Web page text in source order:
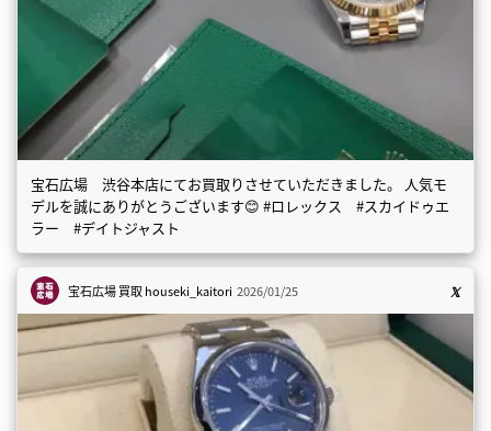
宝石広場 渋谷本店にてお買取りさせていただきました。 人気モ
デルを誠にありがとうございます😊 #ロレックス #スカイドゥエ
ラー #デイトジャスト
宝石広場 買取houseki_kaitori 2026/01/25